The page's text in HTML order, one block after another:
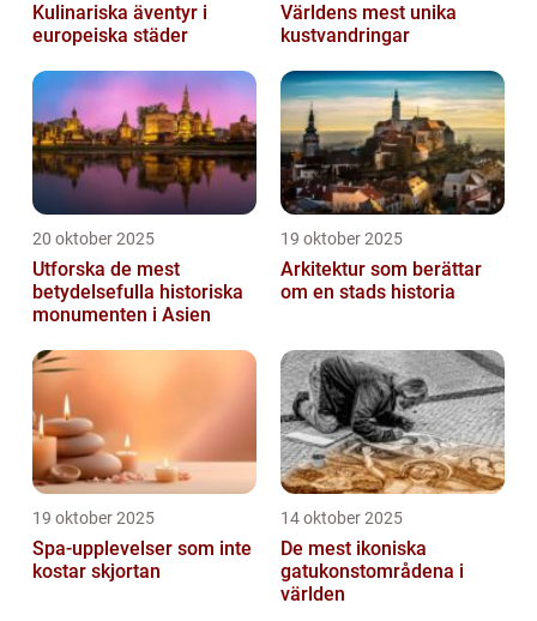
Kulinariska äventyr i
europeiska städer
Världens mest unika
kustvandringar
20 oktober 2025
Utforska de mest
betydelsefulla historiska
monumenten i Asien
19 oktober 2025
Arkitektur som berättar
om en stads historia
19 oktober 2025
Spa-upplevelser som inte
kostar skjortan
14 oktober 2025
De mest ikoniska
gatukonstområdena i
världen